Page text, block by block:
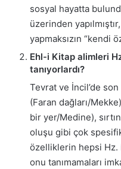
sosyal hayatta
üzerinden
yapmaksızın “kendi
Ehl-i Kitap alimleri
tanıyorlardı?
Tevrat ve İncil’de
(Faran dağları/
bir yer/Medine),
oluşu gibi çok
özelliklerin hepsi Hz.
onu tanımamaları